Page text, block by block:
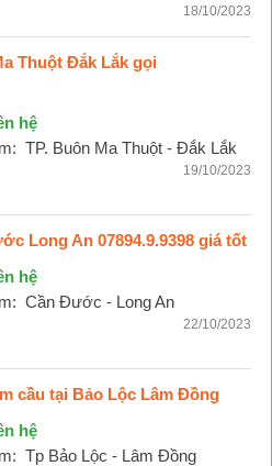
18/10/2023
Thuột Đắk Lắk gọi
hệ
TP. Buôn Ma Thuột - Đắk Lắk
19/10/2023
Long An 07894.9.9398 giá tốt
hệ
Cần Đước - Long An
22/10/2023
cầu tại Bảo Lộc Lâm Đồng
hệ
Tp Bảo Lộc - Lâm Đồng